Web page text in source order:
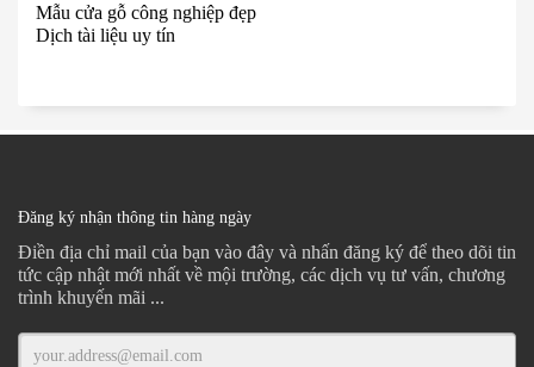
Mẫu cửa gỗ công nghiệp đẹp
Dịch tài liệu uy tín
Đăng ký nhận thông tin hàng ngày
Điền địa chỉ mail của bạn vào đây và nhấn đăng ký để theo dõi tin
tức cập nhật mới nhất về mội trường, các dịch vụ tư vấn, chương
trình khuyến mãi ...